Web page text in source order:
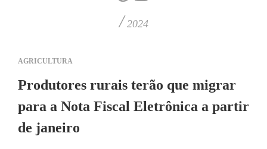
/ 2024
AGRICULTURA
Produtores rurais terão que migrar
para a Nota Fiscal Eletrônica a partir
de janeiro